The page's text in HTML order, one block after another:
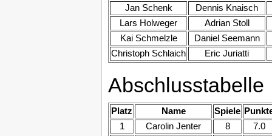
Jan Schenk
Dennis Knaisch
Lars Holweger
Adrian Stoll
Kai Schmelzle
Daniel Seemann
Christoph Schlaich
Eric Juriatti
Abschlusstabelle
Platz Name Spiele
1
Carolin Jenter 8
7.0